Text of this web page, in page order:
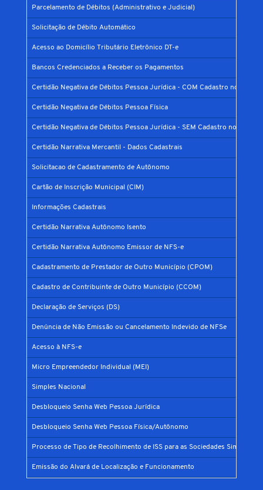
Parcelamento de Débitos (Administrativo e Judicial)
Solicitação de Débito Automático
Acesso ao Domicílio Tributário Eletrônico DT-e
Bancos Credenciados a Receber os Pagamentos
Certidão Negativa de Débitos Pessoa Jurídica - COM Cadastro no
Certidão Negativa de Débitos Pessoa Física
Certidão Negativa de Débitos Pessoa Jurídica - SEM Cadastro no
Certidão Narrativa Mercantil - Dados Cadastrais
Solicitacao de Cadastramento de Autônomo
Cartão de Inscrição Municipal (CIM)
Informações Cadastrais
Certidão Narrativa Autônomo Isento
Certidão Narrativa Autônomo Emissor de NFS-e
Cadastramento de Prestador de Outro Município (CPOM)
Cadastro de Contribuinte de Outro Município (CCOM)
Declaração de Serviços (DS)
Denúncia de Não Emissão ou Cancelamento Indevido de NFSe
Acesso à NFS-e
Micro Empreendedor Individual (MEI)
Simples Nacional
Desbloqueio Senha Web Pessoa Jurídica
Desbloqueio Senha Web Pessoa Física/Autônomo
Processo de Tipo de Recolhimento de ISS para as Sociedades Simples
Emissão do Alvará de Localização e Funcionamento